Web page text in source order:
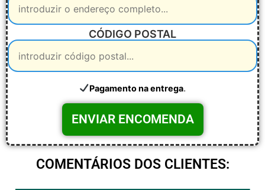
CÓDIGO POSTAL
Pagamento na entrega.
COMENTÁRIOS DOS CLIENTES: